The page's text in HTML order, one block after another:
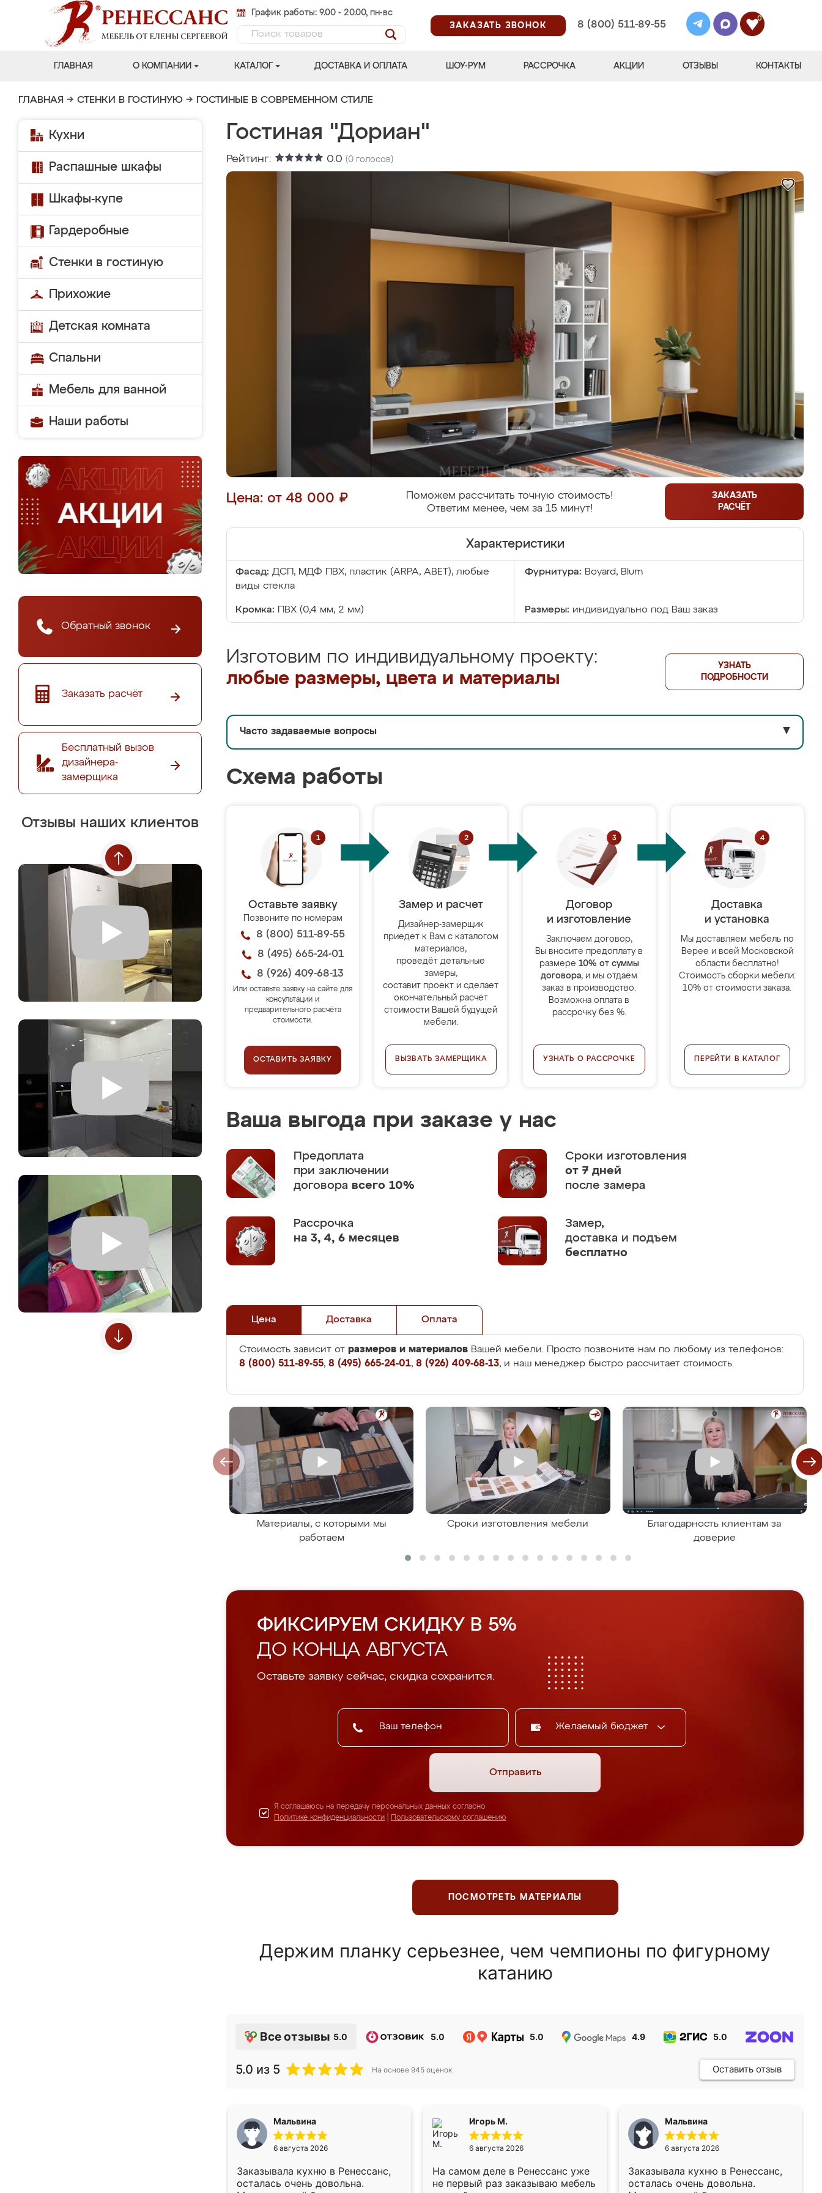
График работы: 9.00 - 20.00, пн-вс
ЗАКАЗАТЬ ЗВОНОК
8 (800) 511-89-55
0
ГЛАВНАЯ О КОМПАНИИ КАТАЛОГ ДОСТАВКА И ОПЛАТА ШОУ-РУМ РАССРОЧКА АКЦИИ ОТЗЫВЫ КОНТАКТЫ
ГЛАВНАЯ → СТЕНКИ В ГОСТИНУЮ → ГОСТИНЫЕ В СОВРЕМЕННОМ СТИЛЕ
Кухни
Распашные шкафы
Шкафы-купе
Гардеробные
Стенки в гостиную
Прихожие
Детская комната
Спальни
Мебель для ванной
Наши работы
Обратный звонок
Заказать расчёт
Бесплатный вызов
дизайнера-
замерщика
Отзывы наших клиентов
Гостиная "Дориан"
Рейтинг: 0.0 (0 голосов)
Цена: от 48 000 ₽
Поможем рассчитать точную стоимость!
Ответим менее, чем за 15 минут!
ЗАКАЗАТЬ
РАСЧЁТ
Характеристики
Фасад: ДСП, МДФ ПВХ, пластик (ARPA, ABET), любые
виды стекла
Фурнитура: Boyard, Blum
Кромка: ПВХ (0,4 мм, 2 мм) Размеры: индивидуально под Ваш заказ
Изготовим по индивидуальному проекту:
любые размеры, цвета и материалы
УЗНАТЬ
ПОДРОБНОСТИ
Часто задаваемые вопросы ▼
Схема работы
Оставьте заявку
Позвоните по номерам
8 (800) 511-89-55
8 (495) 665-24-01
8 (926) 409-68-13
Или оставьте заявку на сайте для
консультации и
предварительного расчёта
стоимости.
ОСТАВИТЬ ЗАЯВКУ
Замер и расчет
Дизайнер-замерщик
приедет к Вам с каталогом
материалов,
проведёт детальные
замеры,
составит проект и сделает
окончательный расчёт
стоимости Вашей будущей
мебели.
ВЫЗВАТЬ ЗАМЕРЩИКА
Договор
и изготовление
Заключаем договор,
Вы вносите предоплату в
размере 10% от суммы
договора, и мы отдаём
заказ в производство.
Возможна оплата в
рассрочку без %.
УЗНАТЬ О РАССРОЧКЕ
Доставка
и установка
Мы доставляем мебель по
Верее и всей Московской
области бесплатно!
Стоимость сборки мебели:
10% от стоимости заказа.
ПЕРЕЙТИ В КАТАЛОГ
Ваша выгода при заказе у нас
Предоплата
при заключении
договора всего 10%
Сроки изготовления
от 7 дней
после замера
Рассрочка
на 3, 4, 6 месяцев
Замер,
доставка и подъем
бесплатно
Цена Доставка Оплата
Стоимость зависит от размеров и материалов Вашей мебели. Просто позвоните нам по любому из телефонов:
8 (800) 511-89-55, 8 (495) 665-24-01, 8 (926) 409-68-13, и наш менеджер быстро рассчитает стоимость.
Материалы, с которыми мы
работаем
Сроки изготовления мебели
Благодарность клиентам за
доверие
ФИКСИРУЕМ СКИДКУ В 5%
ДО КОНЦА АВГУСТА
Оставьте заявку сейчас, скидка сохранится.
Желаемый бюджет
Отправить
Я соглашаюсь на передачу персональных данных согласно
Политике конфиденциальности
Пользовательскому соглашению
ПОСМОТРЕТЬ МАТЕРИАЛЫ
Держим планку серьезнее, чем чемпионы по фигурному
катанию
Все отзывы 5.0 5.0 5.0 4.9 5.0
5.0 из 5 На основе 945 оценок Оставить отзыв
Мальвина
6 августа 2026
Заказывала кухню в Ренессанс,
осталась очень довольна.
Игорь М.
6 августа 2026
На самом деле в Ренессанс уже
не первый раз заказываю мебель
Мальвина
6 августа 2026
Заказывала кухню в Ренессанс,
осталась очень довольна.